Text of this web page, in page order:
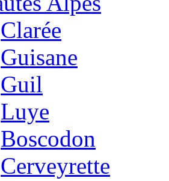
Clarée
Guisane
Guil
Luye
Boscodon
Cerveyrette